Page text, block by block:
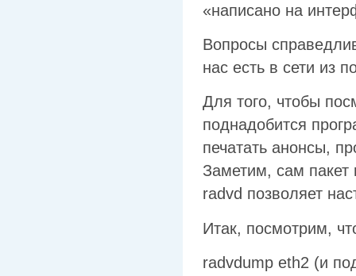
«написано на
Вопросы
нас есть в сети из
Для того, чтобы
поднадобится
печатать анонсы,
Заметим, сам
radvd позволяет
Итак, посмотрим,
radvdump eth2 (и